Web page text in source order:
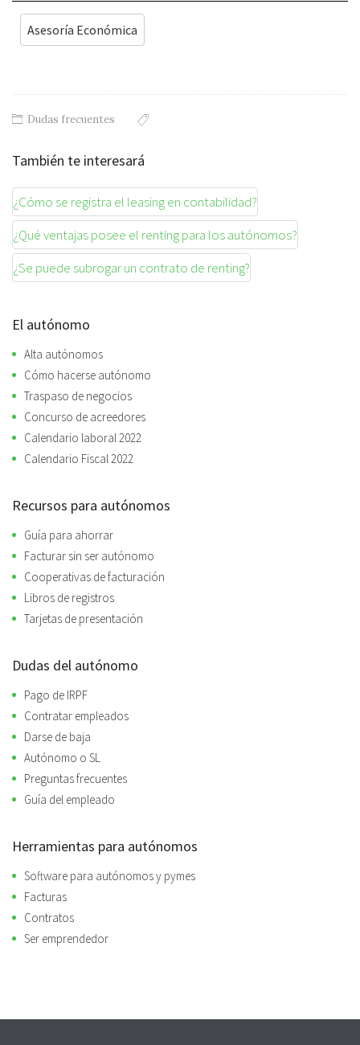
Asesoría Económica
Dudas frecuentes
También te interesará
¿Cómo se registra el leasing en contabilidad?
¿Qué ventajas posee el renting para los autónomos?
¿Se puede subrogar un contrato de renting?
El autónomo
Alta autónomos
Cómo hacerse autónomo
Traspaso de negocios
Concurso de acreedores
Calendario laboral 2022
Calendario Fiscal 2022
Recursos para autónomos
Guía para ahorrar
Facturar sin ser autónomo
Cooperativas de facturación
Libros de registros
Tarjetas de presentación
Dudas del autónomo
Pago de IRPF
Contratar empleados
Darse de baja
Autónomo o SL
Preguntas frecuentes
Guía del empleado
Herramientas para autónomos
Software para autónomos y pymes
Facturas
Contratos
Ser emprendedor